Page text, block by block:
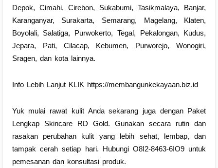
Depok, Cimahi, Cirebon, Sukabumi, Tasikmalaya, Banjar,
Karanganyar, Surakarta, Semarang, Magelang, Klaten,
Boyolali, Salatiga, Purwokerto, Tegal, Pekalongan, Kudus,
Jepara, Pati, Cilacap, Kebumen, Purworejo, Wonogiri,
Sragen, dan kota lainnya.
Info Lebih Lanjut KLIK https://membangunkekayaan.biz.id
Yuk mulai rawat kulit Anda sekarang juga dengan Paket
Lengkap Skincare RD Gold. Gunakan secara rutin dan
rasakan perubahan kulit yang lebih sehat, lembap, dan
tampak cerah setiap hari. Hubungi O8I2-8463-6IO9 untuk
pemesanan dan konsultasi produk.